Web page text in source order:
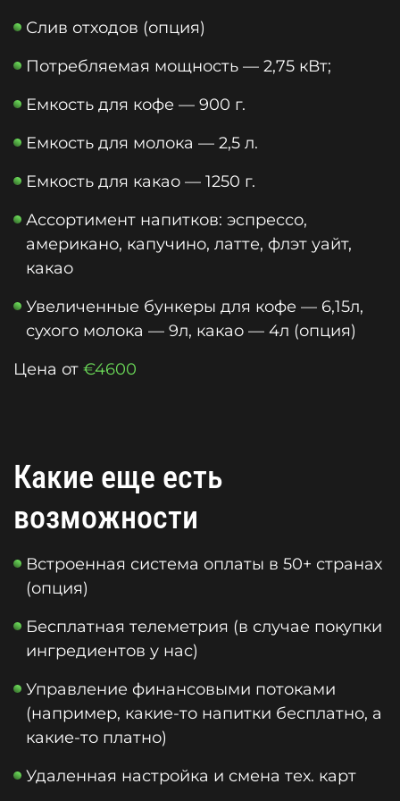
Слив отходов (опция)
Потребляемая мощность — 2,75 кВт;
Емкость для кофе — 900 г.
Емкость для молока — 2,5 л.
Емкость для какао — 1250 г.
Ассортимент напитков: эспрессо,
американо, капучино, латте, флэт уайт,
какао
Увеличенные бункеры для кофе — 6,15л,
сухого молока — 9л, какао — 4л (опция)
Цена от€4600
Какие еще есть
возможности
Встроенная система оплаты в 50+ странах
(опция)
Бесплатная телеметрия (в случае покупки
ингредиентов у нас)
Управление финансовыми потоками
(например, какие-то напитки бесплатно, а
какие-то платно)
Удаленная настройка и смена тех. карт